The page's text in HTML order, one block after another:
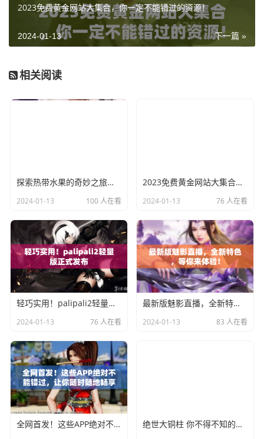
2023免费黄金网站大集合，你一定不能错过的资源！
下一篇 »
2024-01-13
相关阅读
探索热带水果的奇妙之旅：了解榴莲草莓芒果菠萝香蕉的科学秘密
2024-01-13 100 人在看
2023免费黄金网站大集合，你一定不能错过的资源！
2024-01-13 76 人在看
轻巧实用！palipali2轻量版正式发布
2024-01-13 76 人在看
最新版魅影直播，全新特色，等你来体验！
2024-01-13 83 人在看
全网首发！这些APP绝对不能错过，让你随时随地畅享成品短视频！ 绝世大铜柱 你不得不知的铜铜铜铜铜铜铜铜奇闻!